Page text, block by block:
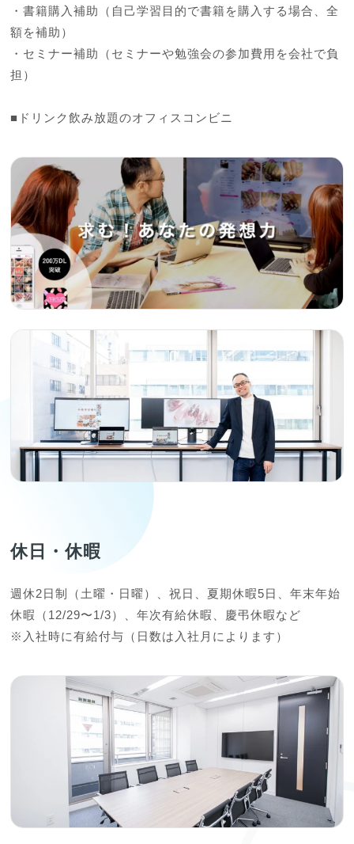
・書籍購入補助（自己学習目的で書籍を購入する場合、全
額を補助）
・セミナー補助（セミナーや勉強会の参加費用を会社で負
担）
■ドリンク飲み放題のオフィスコンビニ
休日・休暇
週休2日制（土曜・日曜）、祝日、夏期休暇5日、年末年始
休暇（12/29〜1/3）、年次有給休暇、慶弔休暇など
※入社時に有給付与（日数は入社月によります）